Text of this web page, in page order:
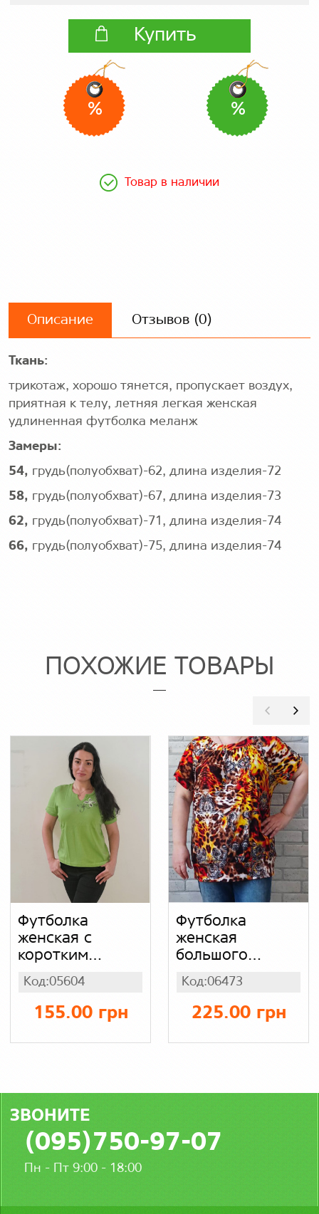
Купить
% %
Товар в наличии
Описание Отзывов (0)
Ткань:
трикотаж, хорошо тянется, пропускает воздух,
приятная к телу, летняя легкая женская
удлиненная футболка меланж
Замеры:
54, грудь(полуобхват)-62, длина изделия-72
58, грудь(полуобхват)-67, длина изделия-73
62, грудь(полуобхват)-71, длина изделия-74
66, грудь(полуобхват)-75, длина изделия-74
ПОХОЖИЕ ТОВАРЫ
Футболка
женская с
коротким
рукавом, рибана
хлопок
Код:05604
155.00 грн
Футболка
женская
большого
размера (батал)
цветная ткань
холодок, низ
под приклад,
масло бамбук
Код:06473
225.00 грн
ЗВОНИТЕ
(095)750-97-07
Пн - Пт 9:00 - 18:00